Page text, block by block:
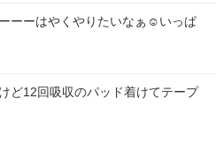
ーーはやくやりたいなぁ☺️いっぱ
ど12回吸収のパッド着けてテープ